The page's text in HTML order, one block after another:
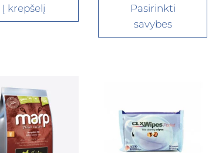
Į krepšelį
Pasirinkti
savybes